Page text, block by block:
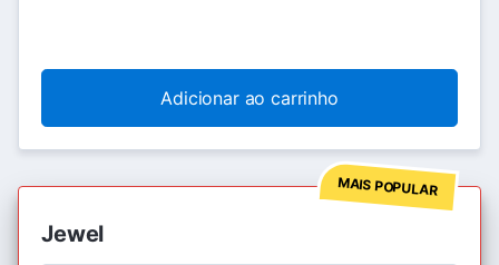
Adicionar ao carrinho
Jewel
MAIS POPULAR